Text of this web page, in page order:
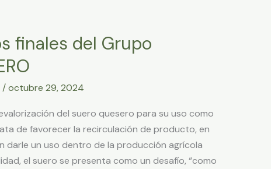
finales del Grupo
/octubre 29, 2024
del suero quesero para su uso como
de favorecer la recirculación de producto, en
darle un uso dentro de la producción agrícola
el suero se presenta como un desafío, “como